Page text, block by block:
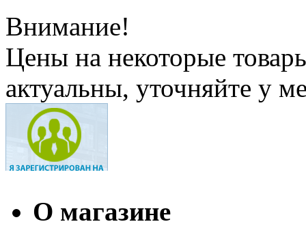
Внимание!
Цены на некоторые
актуальны, уточняйте у
О магазине